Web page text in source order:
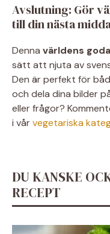
Avslutning: Gör
till din nästa
Denna världens
sätt att njuta av
Den är perfekt för
och dela dina bilder
eller frågor?
i vårvegetariska
DU KANSKE
RECEPT